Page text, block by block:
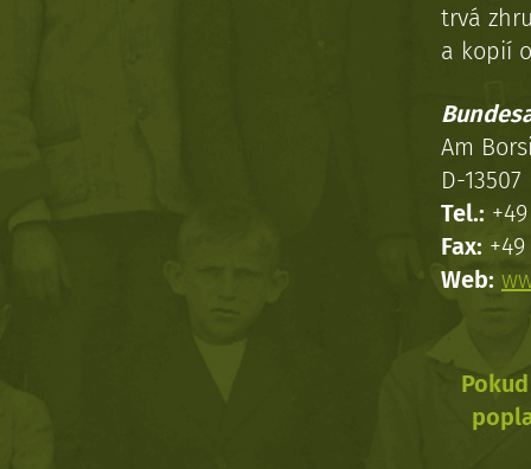
trvá
a kopií
Am
D-
Tel.:
Fax:
Web: